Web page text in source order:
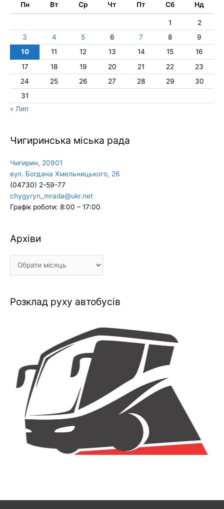
Пн Вт Ср Чт Пт Сб Нд
1
2
3
4 5 6 7 8
9
10
11 12 13 14 15
16
17
18 19 20 21 22
23
24
25 26 27 28 29
30
31
« Лип
Чигиринська міська рада
Чигирин, 20901
вул. Богдана Хмельницького, 26
(04730) 2-59-77
chygyryn_mrada@ukr.net
Графік роботи: 8:00 – 17:00
Архіви
Архіви
Розклад руху автобусів